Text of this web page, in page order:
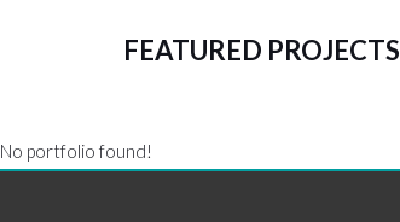
FEATURED PROJECTS
No portfolio found!